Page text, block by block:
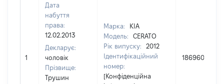
1
Дата
набуття
права:
12.02.2013
Декларує:
чоловік
Прізвище:
Трушин
Марка:
KIA
Модель:
CERATO
Рік випуску:
2012
Ідентифікаційний
номер:
[Конфіденційна
186960